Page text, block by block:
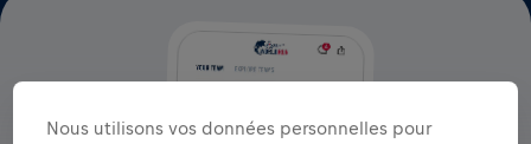
Nous utilisons vos données personnelles pour